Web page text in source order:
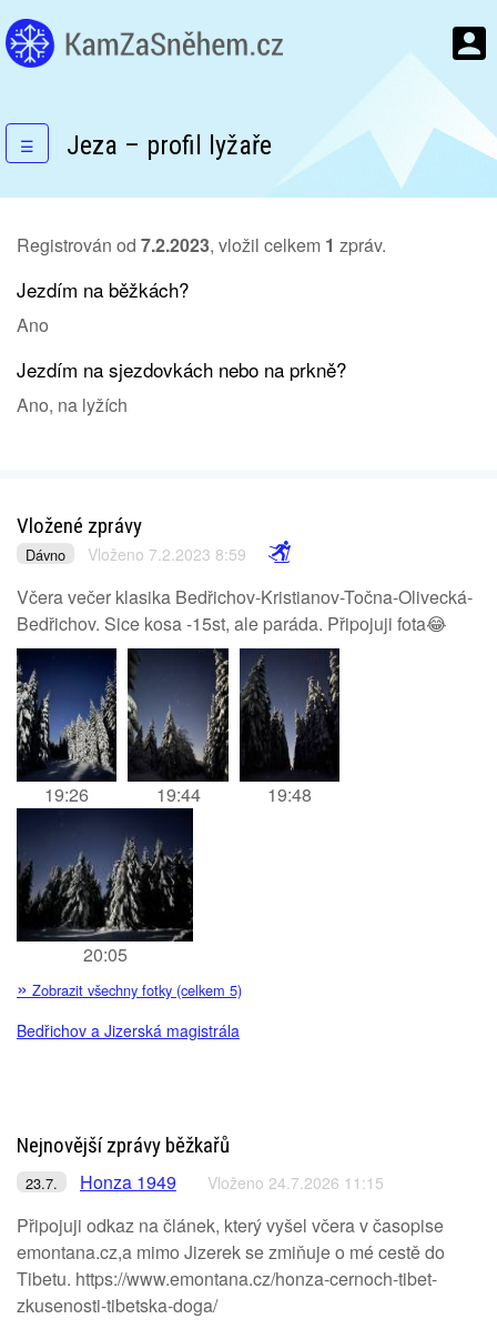
☰ Jeza – profil lyžaře
Registrován od 7.2.2023, vložil celkem 1 zpráv.
Jezdím na běžkách?
Ano
Jezdím na sjezdovkách nebo na prkně?
Ano, na lyžích
Vložené zprávy
Dávno Vloženo 7.2.2023 8:59
Včera večer klasika Bedřichov-Kristianov-Točna-Olivecká-
Bedřichov. Sice kosa -15st, ale paráda. Připojuji fota😂
19:26 19:44 19:48
20:05
» Zobrazit všechny fotky (celkem 5)
Bedřichov a Jizerská magistrála
Nejnovější zprávy běžkařů
23.7. Honza 1949 Vloženo 24.7.2026 11:15
Připojuji odkaz na článek, který vyšel včera v časopise
emontana.cz,a mimo Jizerek se zmiňuje o mé cestě do
Tibetu. https://www.emontana.cz/honza-cernoch-tibet-
zkusenosti-tibetska-doga/